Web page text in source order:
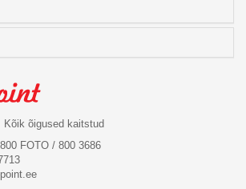
õigused kaitstud
FOTO / 800 3686